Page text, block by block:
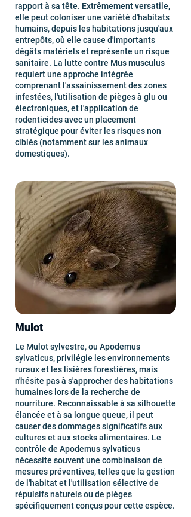
rapport à sa tête. Extrêmement versatile,
elle peut coloniser une variété d'habitats
humains, depuis les habitations jusqu'aux
entrepôts, où elle cause d'importants
dégâts matériels et représente un risque
sanitaire. La lutte contre Mus musculus
requiert une approche intégrée
comprenant l'assainissement des zones
infestées, l'utilisation de pièges à glu ou
électroniques, et l'application de
rodenticides avec un placement
stratégique pour éviter les risques non
ciblés (notamment sur les animaux
domestiques).
Mulot
Le Mulot sylvestre, ou Apodemus
sylvaticus, privilégie les environnements
ruraux et les lisières forestières, mais
n'hésite pas à s'approcher des habitations
humaines lors de la recherche de
nourriture. Reconnaissable à sa silhouette
élancée et à sa longue queue, il peut
causer des dommages significatifs aux
cultures et aux stocks alimentaires. Le
contrôle de Apodemus sylvaticus
nécessite souvent une combinaison de
mesures préventives, telles que la gestion
de l'habitat et l'utilisation sélective de
répulsifs naturels ou de pièges
spécifiquement conçus pour cette espèce.